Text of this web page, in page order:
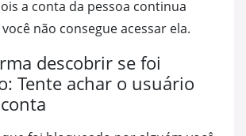
a conta da pessoa continua
não consegue acessar ela.
descobrir se foi
Tente achar o usuário